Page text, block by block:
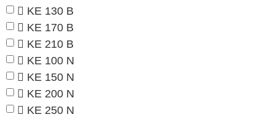
KE 130 B
KE 170 B
KE 210 B
KE 100 N
KE 150 N
KE 200 N
KE 250 N